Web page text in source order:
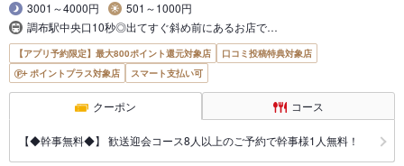
3001～4000円
501～1000円
調布駅中央口10秒◎出てすぐ斜め前にあるお店で…
【アプリ予約限定】最大800ポイント還元対象店
口コミ投稿特典対象店
ポイントプラス対象店
スマート支払い可
クーポン コース
【◆幹事無料◆】 歓送迎会コース8人以上のご予約で幹事様1人無料！